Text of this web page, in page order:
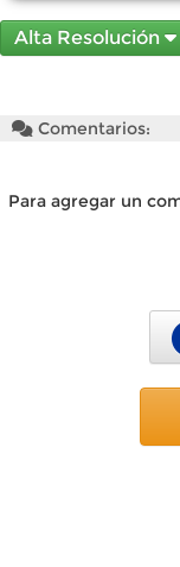
Alta Resolución
Comentarios:
Para agregar un